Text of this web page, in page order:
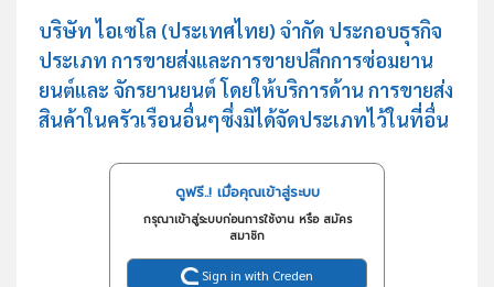
บริษัท ไอเซโล (ประเทศไทย) จำกัด ประกอบธุรกิจ
ประเภท การขายส่งและการขายปลีกการซ่อมยาน
ยนต์และ จักรยานยนต์ โดยให้บริการด้าน การขายส่ง
สินค้าในครัวเรือนอื่นๆซึ่งมิได้จัดประเภทไว้ในที่อื่น
ดูฟรี..! เมื่อคุณเข้าสู่ระบบ
กรุณาเข้าสู่ระบบก่อนการใช้งาน หรือ สมัคร
สมาชิก
Sign in with Creden